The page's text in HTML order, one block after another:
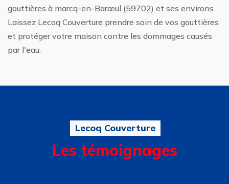
gouttières à marcq-en-Barœul (59702) et ses environs.
Laissez Lecoq Couverture prendre soin de vos gouttières
et protéger votre maison contre les dommages causés
par l'eau.
Lecoq Couverture
Les témoignages